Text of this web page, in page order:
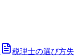
税理士の選び方失